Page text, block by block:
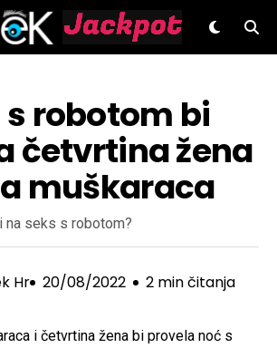
GeeK.hr
s robotom bi
četvrtina žena
muškaraca
seks s robotom?
Hr 20/08/2022 2 min čitanja
i četvrtina žena bi provela noć s